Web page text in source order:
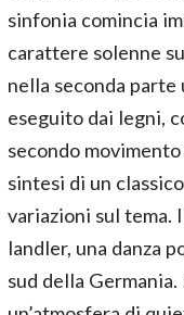
sinfonia comincia
carattere solenne
nella seconda
eseguito dai legni,
secondo
sintesi di un
variazioni sul tema.
landler, una danza
sud della